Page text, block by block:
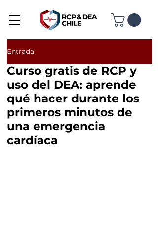
Entrada
Curso gratis de RCP y
uso del DEA: aprende
qué hacer durante los
primeros minutos de
una emergencia
cardíaca